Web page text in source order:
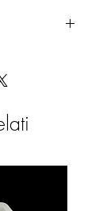
von Eco
du